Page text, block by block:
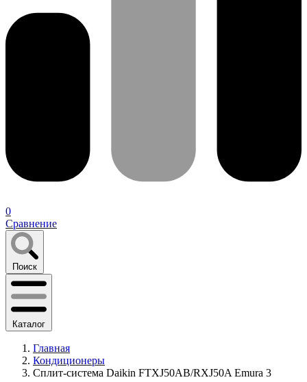
0
Сравнение
Поиск
Каталог
Главная
Кондиционеры
Cплит-система Daikin FTXJ50AB/RXJ50A Emura 3